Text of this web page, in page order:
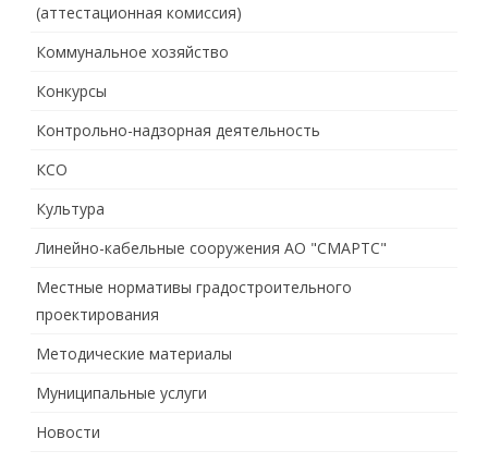
(аттестационная комиссия)
Коммунальное хозяйство
Конкурсы
Контрольно-надзорная деятельность
КСО
Культура
Линейно-кабельные сооружения АО "СМАРТС"
Местные нормативы градостроительного
проектирования
Методические материалы
Муниципальные услуги
Новости